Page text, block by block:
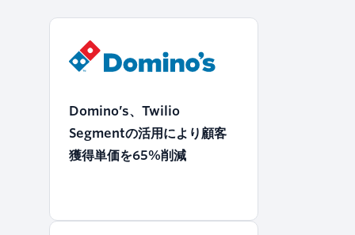
Domino’s、Twilio
Segmentの活用により顧客
獲得単価を65%削減